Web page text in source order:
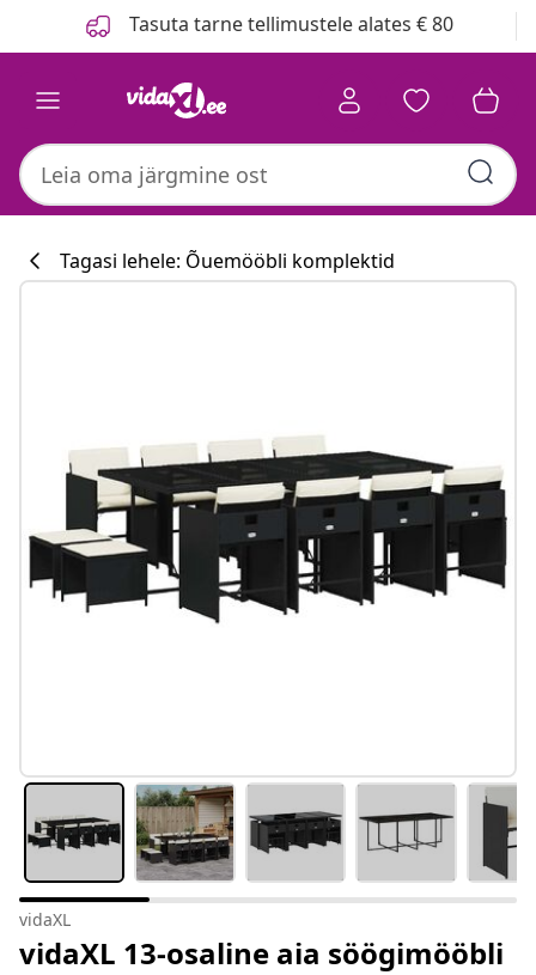
Tasuta tarne tellimustele alates € 80
#sharemevidaxl
Tagasi lehele: Õuemööbli komplektid
vidaXL
vidaXL 13-osaline aia söögimööbli